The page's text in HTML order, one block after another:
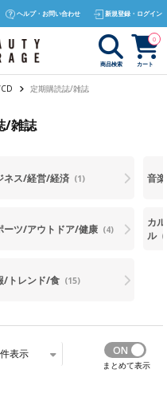
ヘルプ・お問い合わせ 新規登録・ログイン
商品検索 カート
0
定期購読誌/雑誌
/雑誌
ネス/経営/経済 (1)
ーツ/アウトドア/健康 (4)
/トレンド/食 (15)
音
カ
ル
件表示
まとめて表示